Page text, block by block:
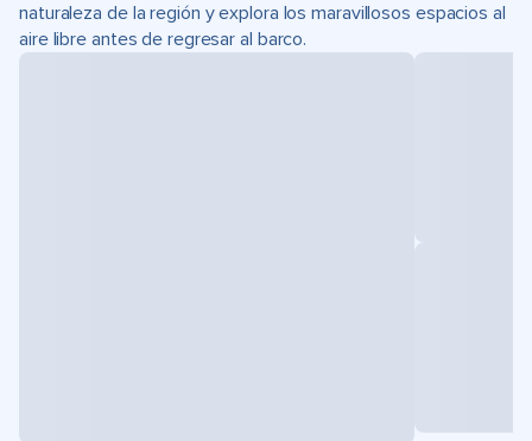
naturaleza de la región y explora los maravillosos espacios al
aire libre antes de regresar al barco.